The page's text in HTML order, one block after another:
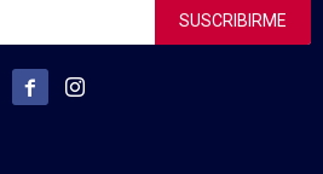
SUSCRIBIRME
 